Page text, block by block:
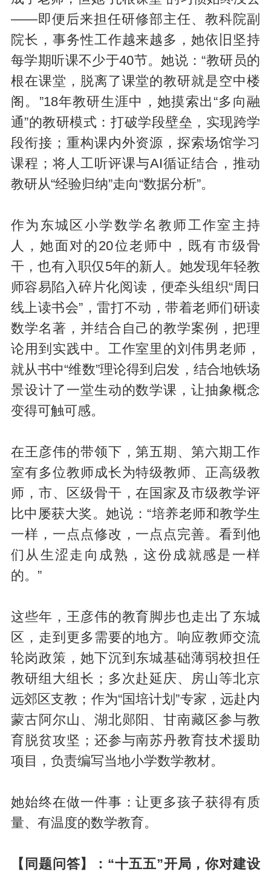
——即便后来担任研修部主任、教科院副
院长，事务性工作越来越多，她依旧坚持
每学期听课不少于40节。她说：“教研员的
根在课堂，脱离了课堂的教研就是空中楼
阁。”18年教研生涯中，她摸索出“多向融
通”的教研模式：打破学段壁垒，实现跨学
段衔接；重构课内外资源，探索场馆学习
课程；将人工听评课与AI循证结合，推动
教研从“经验归纳”走向“数据分析”。
作为东城区小学数学名教师工作室主持
人，她面对的20位老师中，既有市级骨
干，也有入职仅5年的新人。她发现年轻教
师容易陷入碎片化阅读，便牵头组织“周日
线上读书会”，雷打不动，带着老师们研读
数学名著，并结合自己的教学案例，把理
论用到实践中。工作室里的刘伟男老师，
就从书中“维数”理论得到启发，结合地铁场
景设计了一堂生动的数学课，让抽象概念
变得可触可感。
在王彦伟的带领下，第五期、第六期工作
室有多位教师成长为特级教师、正高级教
师，市、区级骨干，在国家及市级教学评
比中屡获大奖。她说：“培养老师和教学生
一样，一点点修改，一点点完善。看到他
们从生涩走向成熟，这份成就感是一样
的。”
这些年，王彦伟的教育脚步也走出了东城
区，走到更多需要的地方。响应教师交流
轮岗政策，她下沉到东城基础薄弱校担任
教研组大组长；多次赴延庆、房山等北京
远郊区支教；作为“国培计划”专家，远赴内
蒙古阿尔山、湖北郧阳、甘南藏区参与教
育脱贫攻坚；还参与南苏丹教育技术援助
项目，负责编写当地小学数学教材。
她始终在做一件事：让更多孩子获得有质
量、有温度的数学教育。
【同题问答】：“十五五”开局，你对建设